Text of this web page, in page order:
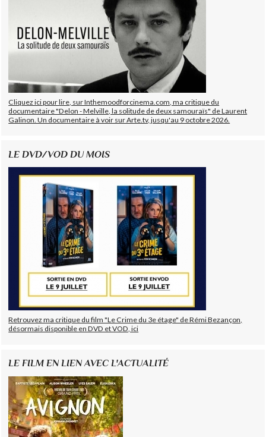
Cliquez ici pour lire, sur Inthemoodforcinema.com, ma critique du
documentaire "Delon - Melville, la solitude de deux samouraïs" de Laurent
Galinon. Un documentaire à voir sur Arte.tv, jusqu'au 9 octobre 2026.
LE DVD/VOD DU MOIS
Retrouvez ma critique du film "Le Crime du 3e étage" de Rémi Bezançon,
désormais disponible en DVD et VOD, ici
LE FILM EN LIEN AVEC L'ACTUALITÉ